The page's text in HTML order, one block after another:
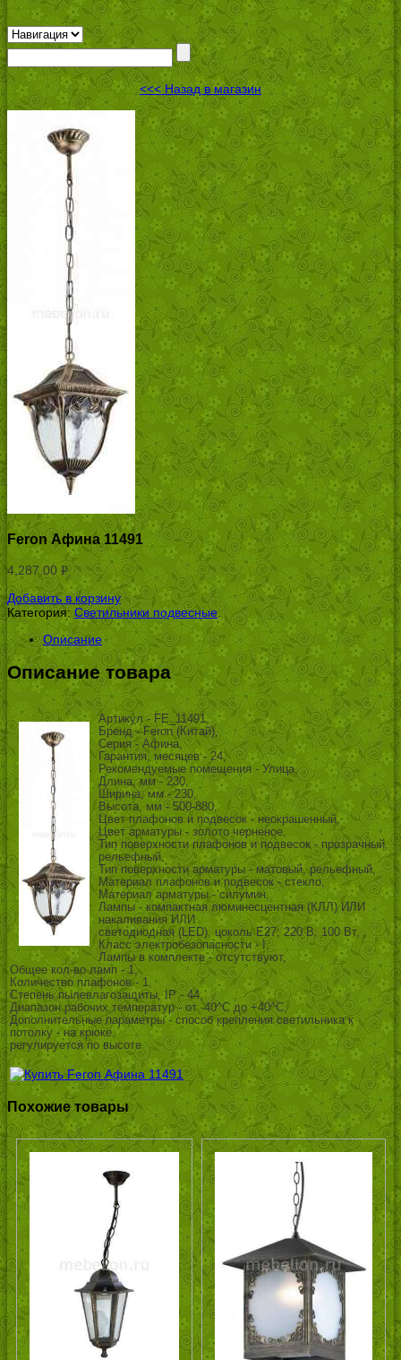
<<< Назад в магазин
Feron Афина 11491
4,287.00 Р
УБ.
Добавить в корзину
Категория: Светильники подвесные.
Описание
Описание товара
Артикул - FE_11491,
Бренд - Feron (Китай),
Серия - Афина,
Гарантия, месяцев - 24,
Рекомендуемые помещения - Улица,
Длина, мм - 230,
Ширина, мм - 230,
Высота, мм - 500-880,
Цвет плафонов и подвесок - неокрашенный,
Цвет арматуры - золото черненое,
Тип поверхности плафонов и подвесок - прозрачный,
рельефный,
Тип поверхности арматуры - матовый, рельефный,
Материал плафонов и подвесок - стекло,
Материал арматуры - силумин,
Лампы - компактная люминесцентная (КЛЛ) ИЛИ
накаливания ИЛИ
светодиодная (LED), цоколь E27; 220 В; 100 Вт, ,
Класс электробезопасности - I,
Лампы в комплекте - отсутствуют,
Общее кол-во ламп - 1,
Количество плафонов - 1,
Степень пылевлагозащиты, IP - 44,
Диапазон рабочих температур - от -40^C до +40^C,
Дополнительные параметры - способ крепления светильника к
потолку - на крюке,
регулируется по высоте
Похожие товары